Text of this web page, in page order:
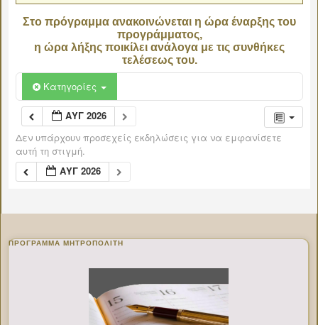
Στο πρόγραμμα ανακοινώνεται η ώρα έναρξης του
προγράμματος,
η ώρα λήξης ποικίλει ανάλογα με τις συνθήκες
τελέσεως του.
Κατηγορίες
ΑΥΓ 2026
Δεν υπάρχουν προσεχείς εκδηλώσεις για να εμφανίσετε
αυτή τη στιγμή.
ΑΥΓ 2026
ΠΡΌΓΡΑΜΜΑ ΜΗΤΡΟΠΟΛΊΤΗ